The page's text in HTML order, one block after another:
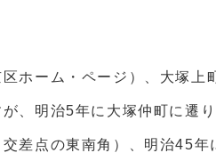
ホーム・ページ）、大塚上
、明治5年に大塚仲町に遷
差点の東南角）、明治45年